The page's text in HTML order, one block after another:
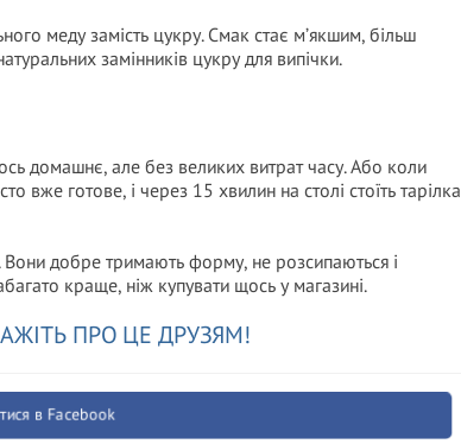
меду замість цукру. Смак стає м’якшим, більш
замінників цукру для випічки.
домашнє, але без великих витрат часу. Або коли
вже готове, і через 15 хвилин на столі стоїть тарілка
добре тримають форму, не розсипаються і
краще, ніж купувати щось у магазині.
ПРО ЦЕ ДРУЗЯМ!
в Facebook